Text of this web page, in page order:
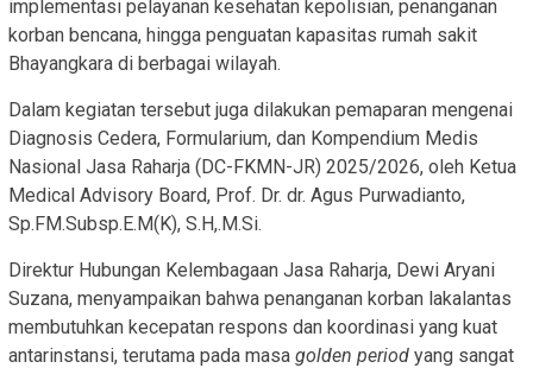
implementasi pelayanan kesehatan kepolisian, penanganan
korban bencana, hingga penguatan kapasitas rumah sakit
Bhayangkara di berbagai wilayah.
Dalam kegiatan tersebut juga dilakukan pemaparan mengenai
Diagnosis Cedera, Formularium, dan Kompendium Medis
Nasional Jasa Raharja (DC-FKMN-JR) 2025/2026, oleh Ketua
Medical Advisory Board, Prof. Dr. dr. Agus Purwadianto,
Sp.FM.Subsp.E.M(K), S.H,.M.Si.
Direktur Hubungan Kelembagaan Jasa Raharja, Dewi Aryani
Suzana, menyampaikan bahwa penanganan korban lakalantas
membutuhkan kecepatan respons dan koordinasi yang kuat
antarinstansi, terutama pada masa golden period yang sangat